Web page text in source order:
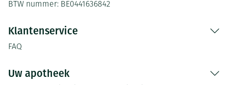
BTW nummer: BE0441636842
Klantenservice
FAQ
Uw apotheek